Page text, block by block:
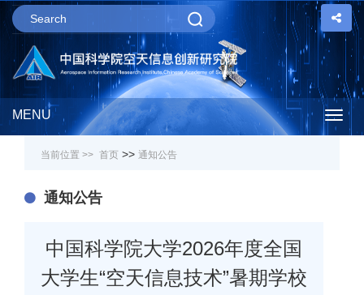
MENU
当前位置 >> 首页 >> 通知公告
通知公告
中国科学院大学2026年度全国
大学生“空天信息技术”暑期学校